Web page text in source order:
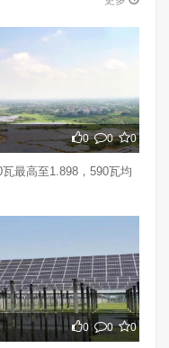
0 0 0
最高至1.898，590瓦均
0 0 0